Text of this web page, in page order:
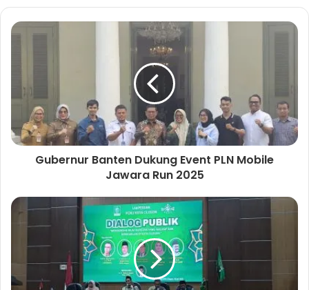
b
s
i
t
e
Gubernur Banten Dukung Event PLN Mobile
Jawara Run 2025